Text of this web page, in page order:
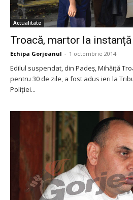
Actualitate
Troacă, martor la instanță
Echipa Gorjeanul - 1 octombrie 2014
Edilul suspendat, din Padeș, Mihăiță
pentru 30 de zile, a fost adus ieri la
Poliției...